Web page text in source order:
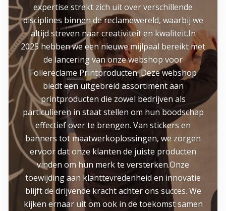
expertise strekt zich uit over verschillende
disciplines binnen de reclamewereld, waarbij we
altijd streven naar creativiteit en kwaliteit.In
2025 hebben we een nieuwe mijlpaal bereikt met
de lancering van onze webshop voor
Foliereclame Printproducten. Deze webshop
biedt een uitgebreid assortiment aan
printproducten die zowel bedrijven als
particulieren in staat stellen om hun boodschap
effectief over te brengen. Van stickers en
banners tot maatwerkoplossingen, we zorgen
ervoor dat onze klanten de juiste producten
vinden om hun merk te versterken.Onze
toewijding aan klanttevredenheid en innovatie
blijft de drijvende kracht achter ons succes. We
kijken ernaar uit om ook in de toekomst samen